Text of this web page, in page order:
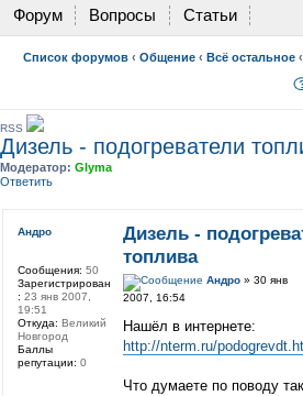
Форум Вопросы Статьи
Список форумов ‹ Общение ‹ Всё остальное ‹
RSS
Дизель - подогреватели
Модератор: Glyma
Ответить
Дизель -
топлива
Андро» 30 янв
2007, 16:54
Нашёл в интернете:
http://nterm.ru/
Что думаете по поводу
Андро
Сообщения: 50
Зарегистрирован
: 23 янв 2007,
19:51
Откуда: Великий
Новгород
Баллы
репутации: 0